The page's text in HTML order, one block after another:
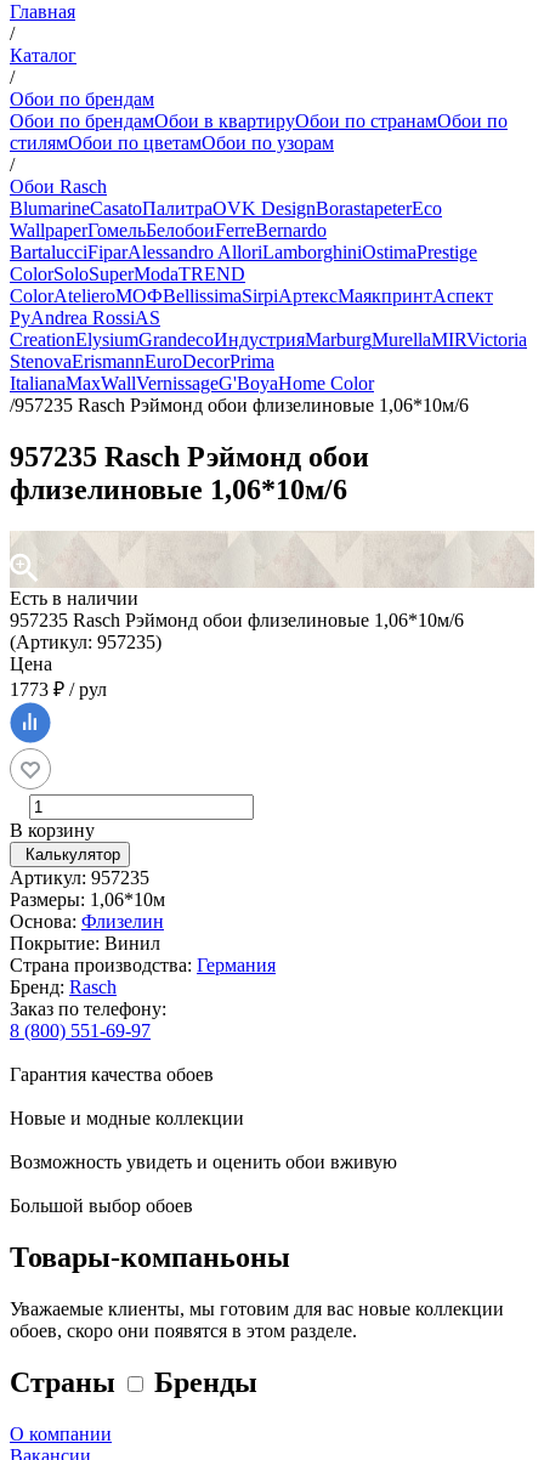
Главная
/
Каталог
/
Обои по брендам
Обои по брендамОбои в квартируОбои по странамОбои по
стилямОбои по цветамОбои по узорам
/
Обои Rasch
BlumarineCasatoПалитраOVK DesignBorastapeterEco
WallpaperГомельБелобоиFerreBernardo
BartalucciFiparAlessandro AlloriLamborghiniOstimaPrestige
ColorSoloSuperModaTREND
ColorAtelieroМОФBellissimaSirpiАртексМаякпринтАспект
РуAndrea RossiAS
CreationElysiumGrandecoИндустрияMarburgMurellaMIRVictoria
StenovaErismannEuroDecorPrima
ItalianaMaxWallVernissageG'BoyaHome Color
/957235 Rasch Рэймонд обои флизелиновые 1,06*10м/6
957235 Rasch Рэймонд обои
флизелиновые 1,06*10м/6
Есть в наличии
957235 Rasch Рэймонд обои флизелиновые 1,06*10м/6
(Артикул: 957235)
Цена
1773 ₽ / рул
В корзину
Калькулятор
Артикул: 957235
Размеры: 1,06*10м
Основа: Флизелин
Покрытие: Винил
Страна производства: Германия
Бренд: Rasch
Заказ по телефону:
8 (800) 551-69-97
Гарантия качества обоев
Новые и модные коллекции
Возможность увидеть и оценить обои вживую
Большой выбор обоев
Товары-компаньоны
Уважаемые клиенты, мы готовим для вас новые коллекции
обоев, скоро они появятся в этом разделе.
Страны Бренды
О компании
Вакансии